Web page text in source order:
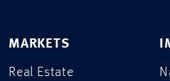
MARKETS
Real Estate